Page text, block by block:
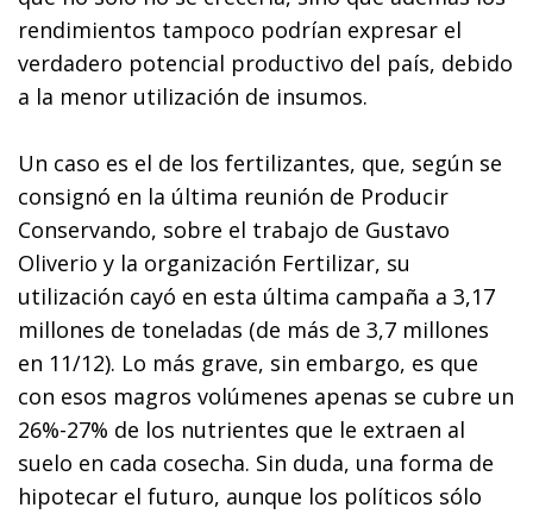
rendimientos tampoco podrían expresar el
verdadero potencial productivo del país, debido
a la menor utilización de insumos.
Un caso es el de los fertilizantes, que, según se
consignó en la última reunión de Producir
Conservando, sobre el trabajo de Gustavo
Oliverio y la organización Fertilizar, su
utilización cayó en esta última campaña a 3,17
millones de toneladas (de más de 3,7 millones
en 11/12). Lo más grave, sin embargo, es que
con esos magros volúmenes apenas se cubre un
26%-27% de los nutrientes que le extraen al
suelo en cada cosecha. Sin duda, una forma de
hipotecar el futuro, aunque los políticos sólo